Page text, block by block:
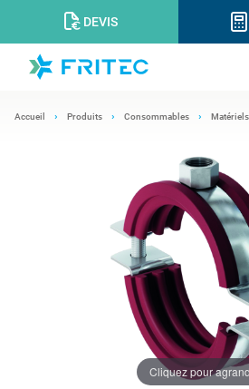
DEVIS
Accueil Produits Consommables
Cliquez pour